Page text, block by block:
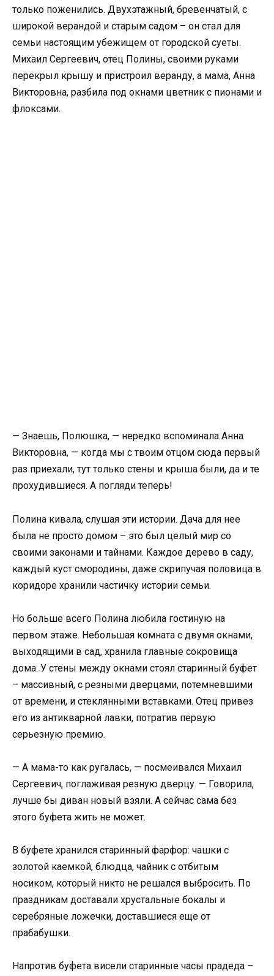
только поженились. Двухэтажный, бревенчатый, с
широкой верандой и старым садом – он стал для
семьи настоящим убежищем от городской суеты.
Михаил Сергеевич, отец Полины, своими руками
перекрыл крышу и пристроил веранду, а мама, Анна
Викторовна, разбила под окнами цветник с пионами и
флоксами.
— Знаешь, Полюшка, — нередко вспоминала Анна
Викторовна, — когда мы с твоим отцом сюда первый
раз приехали, тут только стены и крыша были, да и те
прохудившиеся. А погляди теперь!
Полина кивала, слушая эти истории. Дача для нее
была не просто домом – это был целый мир со
своими законами и тайнами. Каждое дерево в саду,
каждый куст смородины, даже скрипучая половица в
коридоре хранили частичку истории семьи.
Но больше всего Полина любила гостиную на
первом этаже. Небольшая комната с двумя окнами,
выходящими в сад, хранила главные сокровища
дома. У стены между окнами стоял старинный буфет
– массивный, с резными дверцами, потемневшими
от времени, и стеклянными вставками. Отец привез
его из антикварной лавки, потратив первую
серьезную премию.
— А мама-то как ругалась, — посмеивался Михаил
Сергеевич, поглаживая резную дверцу. — Говорила,
лучше бы диван новый взяли. А сейчас сама без
этого буфета жить не может.
В буфете хранился старинный фарфор: чашки с
золотой каемкой, блюдца, чайник с отбитым
носиком, который никто не решался выбросить. По
праздникам доставали хрустальные бокалы и
серебряные ложечки, доставшиеся еще от
прабабушки.
Напротив буфета висели старинные часы прадеда –